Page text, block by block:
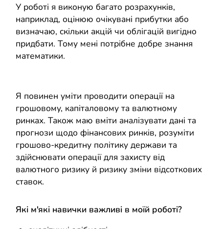
У роботі я виконую багато розрахунків,
наприклад, оцінюю очікувані прибутки або
визначаю, скільки акцій чи облігацій вигідно
придбати. Тому мені потрібне добре знання
математики.
Я повинен уміти проводити операції на
грошовому, капіталовому та валютному
ринках. Також маю вміти аналізувати дані та
прогнози щодо фінансових ринків, розуміти
грошово-кредитну політику держави та
здійснювати операції для захисту від
валютного ризику й ризику зміни відсоткових
ставок.
Які м'які навички важливі в моїй роботі?